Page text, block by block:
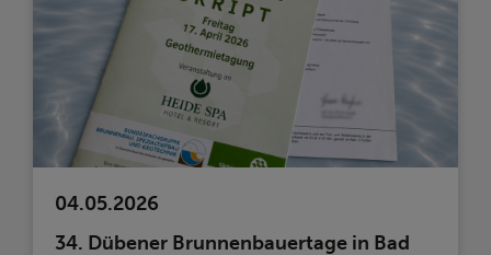
04.05.2026
34. Dübener Brunnenbauertage in Bad